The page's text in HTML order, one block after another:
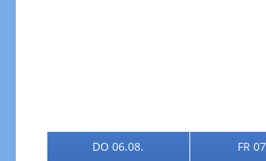
DO 06.08. FR